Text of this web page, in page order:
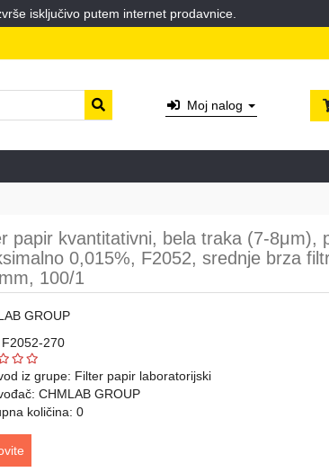
isključivo putem internet prodavnice.
Moj nalog
papir kvantitativni, bela traka (7-8μm),
0,015%, F2052, srednje brza
100/1
GROUP
270
iz grupe: Filter papir laboratorijski
CHMLAB GROUP
količina: 0